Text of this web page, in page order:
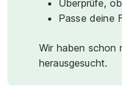
Überprüfe,
Passe deine
Wir haben schon
herausgesucht.